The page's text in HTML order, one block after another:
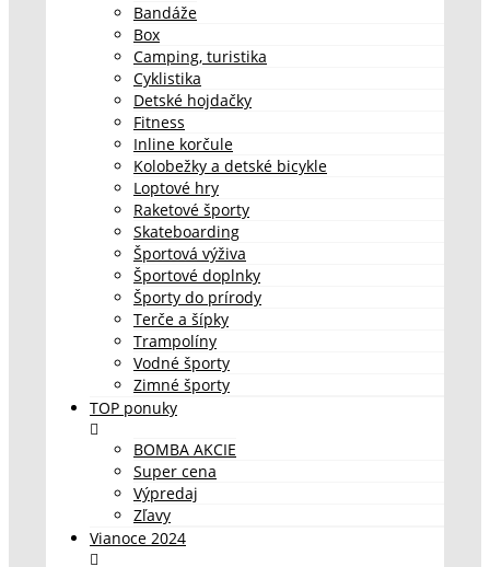
Bandáže
Box
Camping, turistika
Cyklistika
Detské hojdačky
Fitness
Inline korčule
Kolobežky a detské bicykle
Loptové hry
Raketové športy
Skateboarding
Športová výživa
Športové doplnky
Športy do prírody
Terče a šípky
Trampolíny
Vodné športy
Zimné športy
TOP ponuky
BOMBA AKCIE
Super cena
Výpredaj
Zľavy
Vianoce 2024